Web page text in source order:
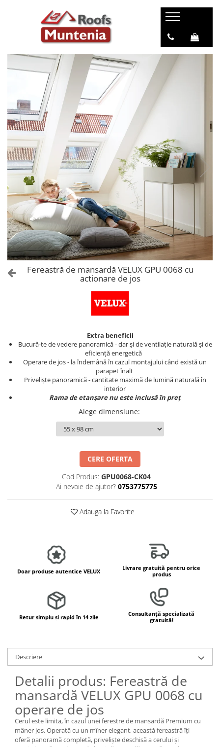
Fereastră de mansardă VELUX GPU 0068 cu
actionare de jos
Extra beneficii
Bucură-te de vedere panoramică - dar și de ventilație naturală și de
eficiență energetică
Operare de jos - la îndemână în cazul montajului când există un
parapet înalt
Priveliște panoramică - cantitate maximă de lumină naturală în
interior
Rama de etanșare nu este inclusă în preț
Alege dimensiune:
CERE OFERTA
Cod Produs: GPU0068-CK04
Ai nevoie de ajutor? 0753775775
Adauga la Favorite
Doar produse autentice VELUX
Livrare gratuită pentru orice
produs
Retur simplu și rapid în 14 zile
Consultanță specializată
gratuită!
Descriere
Detalii produs: Fereastră de
mansardă VELUX GPU 0068 cu
operare de jos
Cerul este limita, în cazul unei ferestre de mansardă Premium cu
mâner jos. Operată cu un mîner elegant, această fereastră îți
oferă panoramă completă, priveliște deschisă a cerului și